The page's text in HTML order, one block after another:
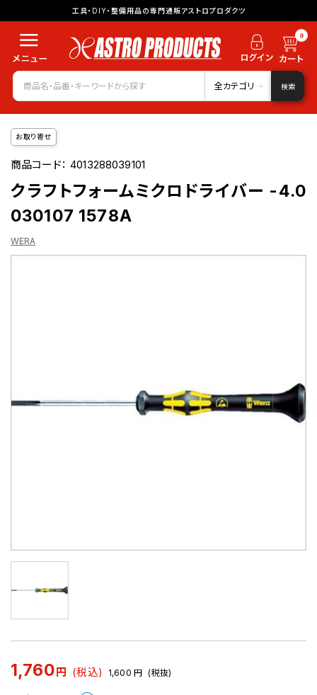
工具・DIY・整備用品の専門通販アストロプロダクツ
0
全カテゴリ 検索
お取り寄せ
商品コード：4013288039101
クラフトフォームミクロドライバー -4.0
030107 1578A
WERA
1,760 円 (税込) 1,600 円 (税抜)